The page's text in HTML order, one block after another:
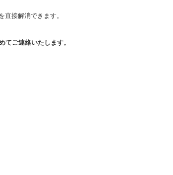
直接解消できます。
てご連絡いたします。